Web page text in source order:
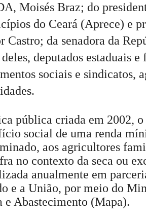
Moisés Braz; do
do Ceará (Aprece) e
Castro; da senadora da
deputados estaduais
sociais e sindicatos,
pública criada em 2002, o
social de uma renda
aos agricultores
no contexto da seca ou
anualmente em
e a União, por meio do
e Abastecimento (Mapa).